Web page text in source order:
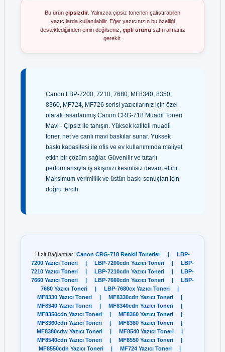
Bu ürün çipsizdir . Yalnızca çipsiz tonerleri çalıştırabilen
yazıcılarda kullanılabilir. Eğer yazıcınızın bu özelliği
desteklediğinden emin değilseniz, çipli ürünü satın almanız
gerekir.
Canon LBP-7200, 7210, 7680, MF8340, 8350,
8360, MF724, MF726 serisi yazıcılarınız için özel
olarak tasarlanmış Canon CRG-718 Muadil Toneri
Mavi - Çipsiz ile tanışın. Yüksek kaliteli muadil
toner, net ve canlı mavi baskılar sunar. Yüksek
baskı kapasitesi ile ofis ve ev kullanımında maliyet
etkin bir çözüm sağlar. Güvenilir ve tutarlı
performansıyla iş akışınızı kesintisiz devam ettirir.
Maksimum verimlilik ve üstün baskı sonuçları için
doğru tercih.
Hızlı Bağlantılar: Canon CRG-718 Renkli Tonerler |
LBP-
7200 Yazıcı Toneri
| LBP-7200cdn Yazıcı Toneri |
LBP-
7210 Yazıcı Toneri
| LBP-7210cdn Yazıcı Toneri |
LBP-
7660 Yazıcı Toneri
| LBP-7660cdn Yazıcı Toneri |
LBP-
7680 Yazıcı Toneri
| LBP-7680cx Yazıcı Toneri
|
MF8330 Yazıcı Toneri
| MF8330cdn Yazıcı Toneri
|
MF8340 Yazıcı Toneri
| MF8340cdn Yazıcı Toneri
|
MF8350cdn Yazıcı Toneri
| MF8360 Yazıcı Toneri
|
MF8360cdn Yazıcı Toneri
| MF8380 Yazıcı Toneri
|
MF8380cdw Yazıcı Toneri
| MF8540 Yazıcı Toneri
|
MF8540cdn Yazıcı Toneri
| MF8550 Yazıcı Toneri
|
MF8550cdn Yazıcı Toneri
| MF724 Yazıcı Toneri |